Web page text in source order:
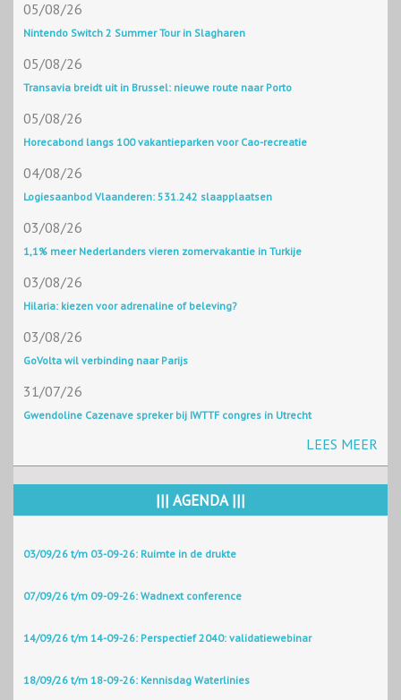
05/08/26
Nintendo Switch 2 Summer Tour in Slagharen
05/08/26
Transavia breidt uit in Brussel: nieuwe route naar Porto
05/08/26
Horecabond langs 100 vakantieparken voor Cao-recreatie
04/08/26
Logiesaanbod Vlaanderen: 531.242 slaapplaatsen
03/08/26
1,1% meer Nederlanders vieren zomervakantie in Turkije
03/08/26
Hilaria: kiezen voor adrenaline of beleving?
03/08/26
GoVolta wil verbinding naar Parijs
31/07/26
Gwendoline Cazenave spreker bij IWTTF congres in Utrecht
LEES MEER
||| AGENDA |||
03/09/26 t/m 03-09-26: Ruimte in de drukte
07/09/26 t/m 09-09-26: Wadnext conference
14/09/26 t/m 14-09-26: Perspectief 2040: validatiewebinar
18/09/26 t/m 18-09-26: Kennisdag Waterlinies